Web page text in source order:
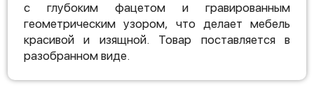
с глубоким фацетом и гравированным
геометрическим узором, что делает мебель
красивой и изящной. Товар поставляется в
разобранном виде.